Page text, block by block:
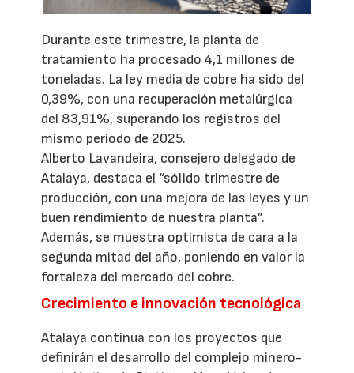
Durante este trimestre, la planta de
tratamiento ha procesado 4,1 millones de
toneladas. La ley media de cobre ha sido del
0,39%, con una recuperación metalúrgica
del 83,91%, superando los registros del
mismo periodo de 2025.
Alberto Lavandeira, consejero delegado de
Atalaya, destaca el “sólido trimestre de
producción, con una mejora de las leyes y un
buen rendimiento de nuestra planta”.
Además, se muestra optimista de cara a la
segunda mitad del año, poniendo en valor la
fortaleza del mercado del cobre.
Crecimiento e innovación tecnológica
Atalaya continúa con los proyectos que
definirán el desarrollo del complejo minero-